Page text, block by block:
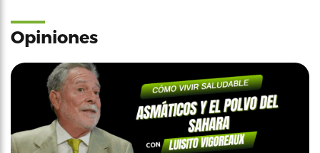
Opiniones